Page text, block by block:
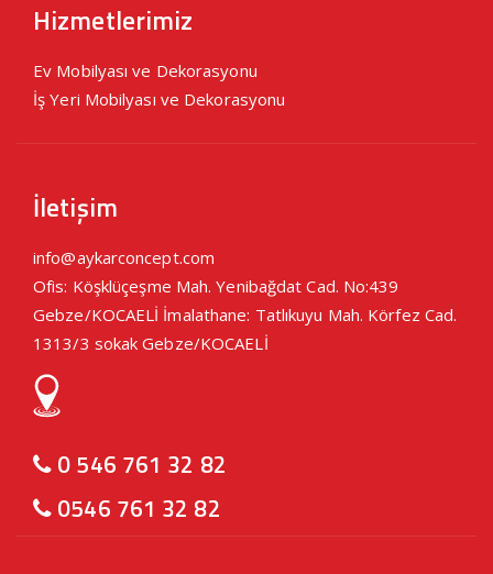
Hizmetlerimiz
Ev Mobilyası ve Dekorasyonu
İş Yeri Mobilyası ve Dekorasyonu
İletişim
info@aykarconcept.com
Ofis: Köşklüçeşme Mah. Yenibağdat Cad. No:439
Gebze/KOCAELİ İmalathane: Tatlıkuyu Mah. Körfez Cad.
1313/3 sokak Gebze/KOCAELİ
0 546 761 32 82
0546 761 32 82